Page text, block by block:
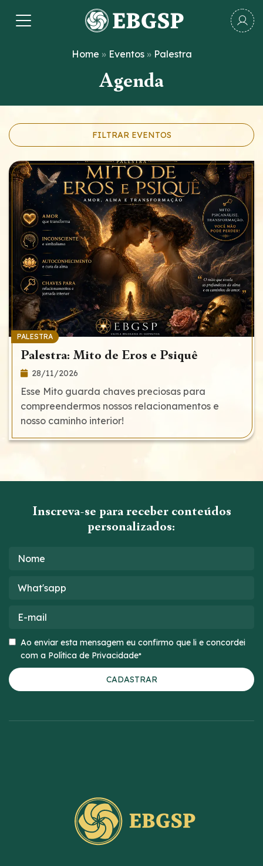
para
Home » Eventos» Palestra
Agenda
FILTRAR EVENTOS
PALESTRA
Palestra: Mito de Eros e Psiquê
28/11/2026
Esse Mito guarda chaves preciosas para
compreendermos nossos relacionamentos e
nosso caminho interior!
Inscreva-se para receber conteúdos
personalizados:
Nome
What'sapp
mail
Consentir
Ao enviar esta mensagem eu confirmo que li e concordei
com a Política de Privacidade